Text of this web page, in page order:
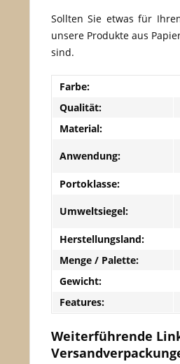
Sollten Sie etwas für
unsere Produkte aus
sind.
Farbe:
Qualität:
Material:
Anwendung:
Portoklasse:
Umweltsiegel:
Herstellungsland:
Menge / Palette:
Gewicht:
Features:
Weiterführende